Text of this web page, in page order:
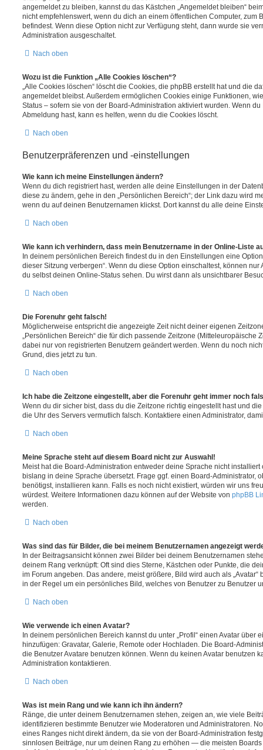
angemeldet zu bleiben, kannst du das Kästchen „Angemeldet bleiben“
nicht empfehlenswert, wenn du dich an einem öffentlichen Computer, zum
befindest. Wenn diese Option nicht zur Verfügung steht, dann wurde sie
Administration ausgeschaltet.
Nach oben
Wozu ist die Funktion „Alle Cookies löschen“?
„Alle Cookies löschen“ löscht die Cookies, die phpBB erstellt hat und die
angemeldet bleibst. Außerdem ermöglichen Cookies einige Funktionen,
Status – sofern sie von der Board-Administration aktiviert wurden. Wenn
Abmeldung hast, kann es helfen, wenn du die Cookies löscht.
Nach oben
Benutzerpräferenzen und -einstellungen
Wie kann ich meine Einstellungen ändern?
Wenn du dich registriert hast, werden alle deine Einstellungen in der
diese zu ändern, gehe in den „Persönlichen Bereich“; der Link dazu wird
wenn du auf deinen Benutzernamen klickst. Dort kannst du alle deine
Nach oben
Wie kann ich verhindern, dass mein Benutzername in der Online-Liste
In deinem persönlichen Bereich findest du in den Einstellungen eine
dieser Sitzung verbergen“. Wenn du diese Option einschaltest, können
du selbst deinen Online-Status sehen. Du wirst dann als unsichtbarer
Nach oben
Die Forenuhr geht falsch!
Möglicherweise entspricht die angezeigte Zeit nicht deiner eigenen
„Persönlichen Bereich“ die für dich passende Zeitzone (Mitteleuropäische
dabei nur von registrierten Benutzern geändert werden. Wenn du noch
Grund, dies jetzt zu tun.
Nach oben
Ich habe die Zeitzone eingestellt, aber die Forenuhr geht immer noch
Wenn du dir sicher bist, dass du die Zeitzone richtig eingestellt hast und
die Uhr des Servers vermutlich falsch. Kontaktiere einen Administrator,
Nach oben
Meine Sprache steht auf diesem Board nicht zur Auswahl!
Meist hat die Board-Administration entweder deine Sprache nicht
bislang in deine Sprache übersetzt. Frage ggf. einen Board-Administrator,
benötigst, installieren kann. Falls es noch nicht existiert, würden wir uns
würdest. Weitere Informationen dazu können auf der Website von phpBB
werden.
Nach oben
Was sind das für Bilder, die bei meinem Benutzernamen angezeigt
In der Beitragsansicht können zwei Bilder bei deinem Benutzernamen
deinem Rang verknüpft: Oft sind dies Sterne, Kästchen oder Punkte, die
im Forum angeben. Das andere, meist größere, Bild wird auch als
in der Regel um ein persönliches Bild, welches von Benutzer zu Benutzer
Nach oben
Wie verwende ich einen Avatar?
In deinem persönlichen Bereich kannst du unter „Profil“ einen Avatar über
hinzufügen: Gravatar, Galerie, Remote oder Hochladen. Die Board-
die Benutzer Avatare benutzen können. Wenn du keinen Avatar benutzen
Administration kontaktieren.
Nach oben
Was ist mein Rang und wie kann ich ihn ändern?
Ränge, die unter deinem Benutzernamen stehen, zeigen an, wie viele
identifizieren bestimmte Benutzer wie Moderatoren und Administratoren.
eines Ranges nicht direkt ändern, da sie von der Board-Administration
sinnlosen Beiträge, nur um deinen Rang zu erhöhen — die meisten